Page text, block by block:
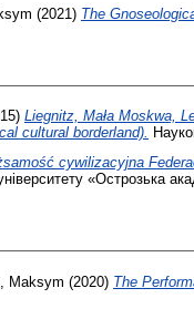
(2021) The
Liegnitz, Mała Moskwa,
cultural borderland).
cywilizacyjna
«Острозька
Maksym (2020) The